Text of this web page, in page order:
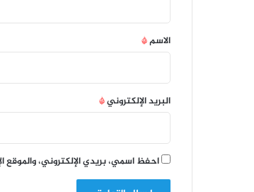
*
الاسم*
البريد الإلكتروني*
احفظ اسمي، بريدي الإلكتروني،